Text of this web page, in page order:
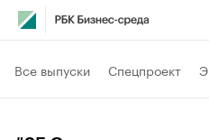
Все выпуски Спецпроект